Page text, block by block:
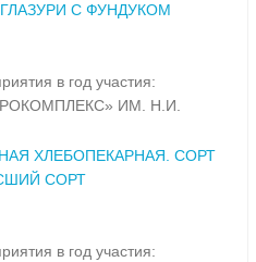
С ФУНДУКОМ
в год участия:
ИМ. Н.И.
ХЛЕБОПЕКАРНАЯ. СОРТ
СОРТ
в год участия: